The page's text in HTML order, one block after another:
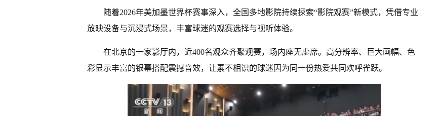
随着2026年美加墨世界杯赛事深入，全国多地影院持续探索“影院观赛”新模式，凭借专业
放映设备与沉浸式场景，丰富球迷的观赛选择与视听体验。
在北京的一家影厅内，近400名观众齐聚观赛，场内座无虚席。高分辨率、巨大画幅、色
彩显示丰富的银幕搭配震撼音效，让素不相识的球迷因为同一份热爱共同欢呼雀跃。